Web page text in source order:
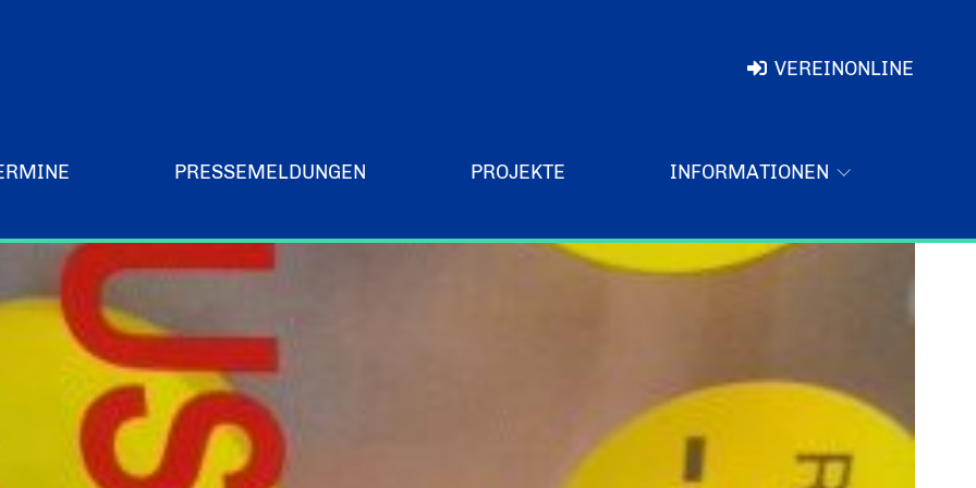
VEREINONLINE
PRESSEMELDUNGEN PROJEKTE INFORMATIONEN
Merchandising-Klamotten